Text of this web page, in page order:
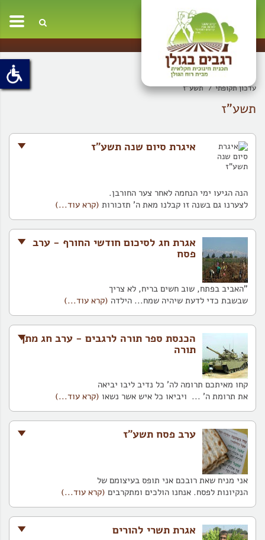
עדכון תקופתי תשע"ז
תשע"ז
איגרת סיום שנה תשע"ז
הנה הגיעו ימי הנחמה לאחר צער החורבן.
לצערנו גם בשנה זו קבלנו מאת ה' תזכורות (קרא עוד...)
אגרת חג לסיכום חודשי החורף - ערב
פסח
"האביב בפתח, שוב חשים בריח, לא צריך
שבשבת כדי לדעת שיהיה שמח... הילדה (קרא עוד...)
הכנסת ספר תורה לרגבים - ערב חג מתן
תורה
קחו מאיתכם תרומה לה' כל נדיב ליבו יביאה
את תרומת ה' ... ויביאו כל איש אשר נשאו (קרא עוד...)
ערב פסח תשע"ז
אני מניח שאת רובכם אני תופס בעיצומם של
הנקיונות לפסח. אנחנו הולכים ומתקרבים (קרא עוד...)
אגרת תשרי להורים